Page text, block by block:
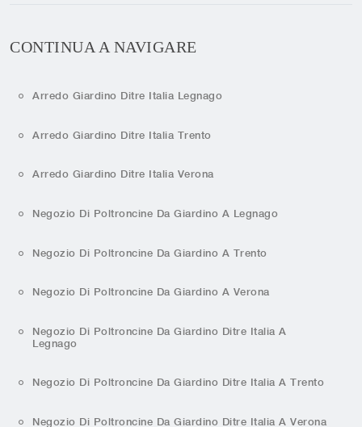
CONTINUA A NAVIGARE
Arredo Giardino Ditre Italia Legnago
Arredo Giardino Ditre Italia Trento
Arredo Giardino Ditre Italia Verona
Negozio Di Poltroncine Da Giardino A Legnago
Negozio Di Poltroncine Da Giardino A Trento
Negozio Di Poltroncine Da Giardino A Verona
Negozio Di Poltroncine Da Giardino Ditre Italia A
Legnago
Negozio Di Poltroncine Da Giardino Ditre Italia A Trento
Negozio Di Poltroncine Da Giardino Ditre Italia A Verona